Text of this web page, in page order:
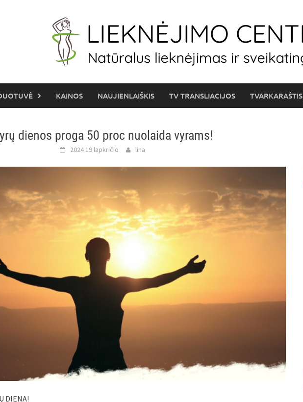
KAINOS NAUJIENLAIŠKIS TV TRANSLIACIJOS TVARKARAŠTIS
dienos proga 50 proc nuolaida vyrams!
2024 19 lapkričio lina
DIENA!